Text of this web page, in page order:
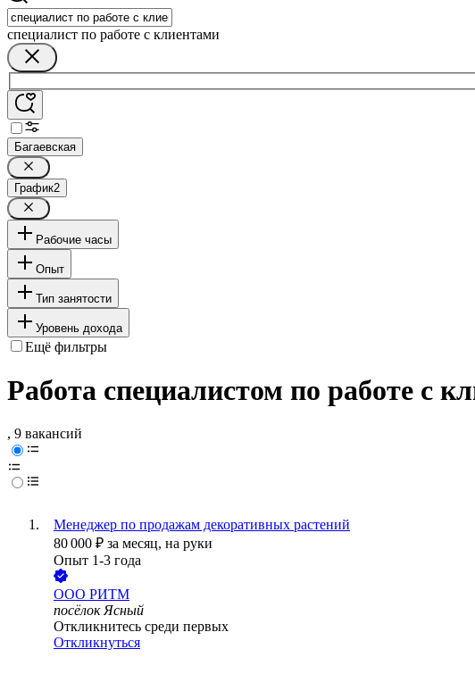
специалист по работе с клиентами
Багаевская
График2
Рабочие часы
Опыт
Тип занятости
Уровень дохода
Ещё фильтры
Работа специалистом по работе с
, 9 вакансий
Менеджер по продажам декоративных растений
80 000 ₽ за месяц, на руки
Опыт 1-3 года
ООО РИТМ
посёлок Ясный
Откликнитесь среди первых
Откликнуться